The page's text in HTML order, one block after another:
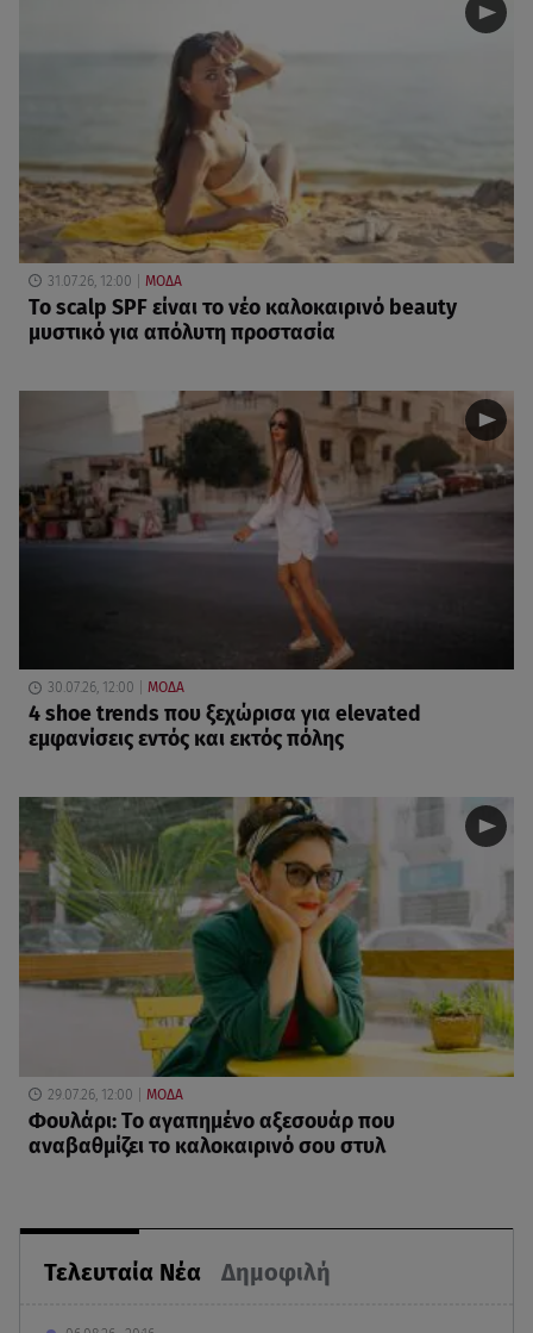
Τελευταία Νέα Δημοφιλή
31.07.26, 12:00 ΜΟΔΑ
Το scalp SPF είναι το νέο καλοκαιρινό beauty
μυστικό για απόλυτη προστασία
30.07.26, 12:00 ΜΟΔΑ
4 shoe trends που ξεχώρισα για elevated
εμφανίσεις εντός και εκτός πόλης
29.07.26, 12:00 ΜΟΔΑ
Φουλάρι: Το αγαπημένο αξεσουάρ που
αναβαθμίζει το καλοκαιρινό σου στυλ